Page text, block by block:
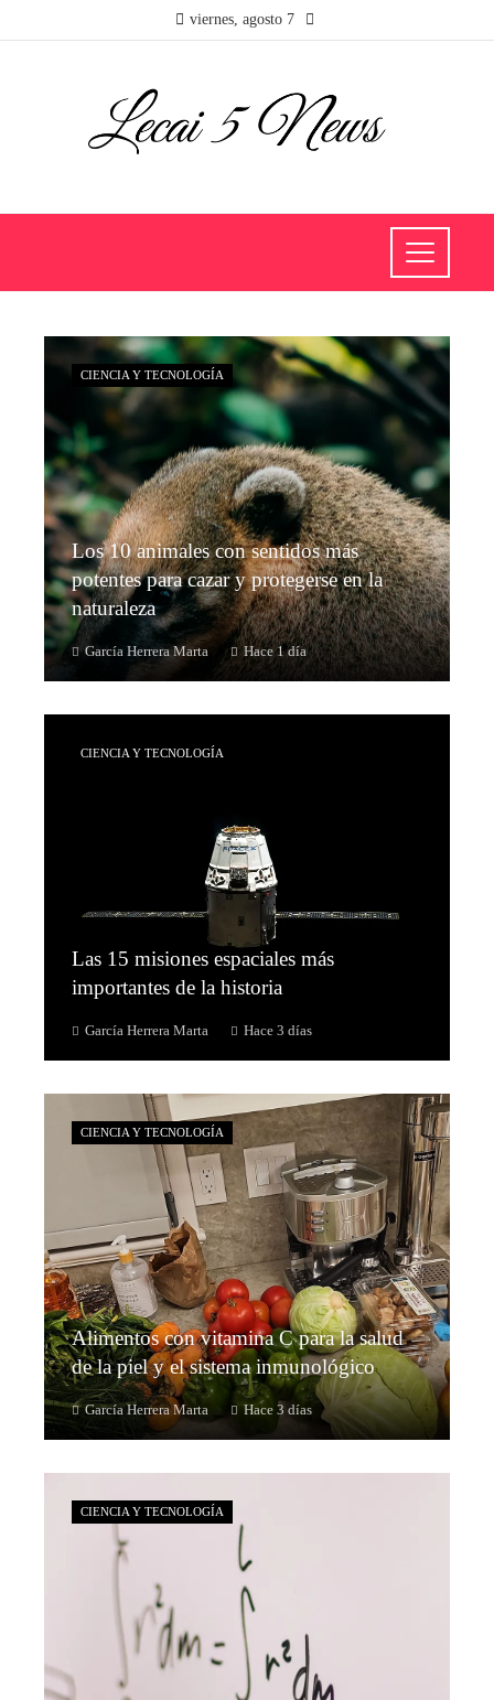
viernes, agosto 7
CIENCIA Y TECNOLOGÍA
Los 10 animales con sentidos más
potentes para cazar y protegerse en la
naturaleza
García Herrera Marta Hace 1 día
CIENCIA Y TECNOLOGÍA
Las 15 misiones espaciales más
importantes de la historia
García Herrera Marta Hace 3 días
CIENCIA Y TECNOLOGÍA
Alimentos con vitamina C para la salud
de la piel y el sistema inmunológico
García Herrera Marta Hace 3 días
CIENCIA Y TECNOLOGÍA